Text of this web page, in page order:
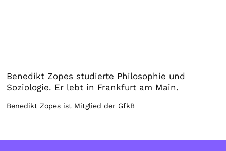
Benedikt Zopes studierte Philosophie und
Soziologie. Er lebt in Frankfurt am Main.
Benedikt Zopes ist Mitglied der GfkB